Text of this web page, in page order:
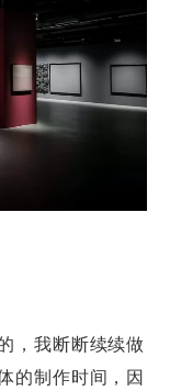
，我断断续续做
的制作时间，因